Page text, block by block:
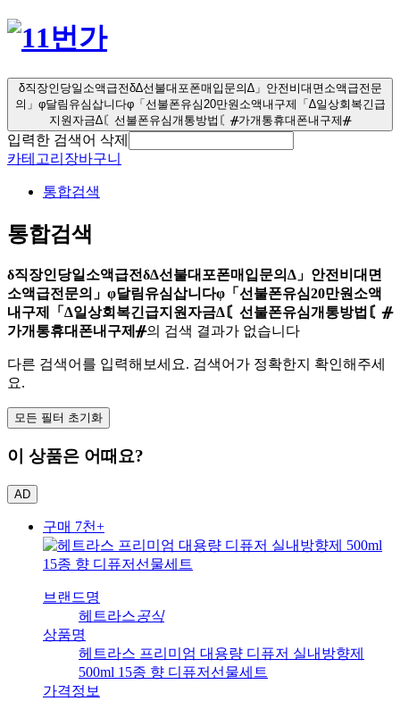
δ직장인당일소액급전δ∆선불대포폰매입문의∆」안전비대면소액급전문
의」φ달림유심삽니다φ「선불폰유심20만원소액내구제「∆일상회복긴급
지원자금∆〘선불폰유심개통방법〘ᚌ가개통휴대폰내구제ᚌ
입력한 검색어 삭제
카테고리 장바구니
통합검색
통합검색
δ직장인당일소액급전δ∆선불대포폰매입문의∆」안전비대면
소액급전문의」φ달림유심삽니다φ「선불폰유심20만원소액
내구제「∆일상회복긴급지원자금∆〘선불폰유심개통방법〘ᚌ
가개통휴대폰내구제ᚌ의 검색 결과가 없습니다
다른 검색어를 입력해보세요. 검색어가 정확한지 확인해주세
요.
모든 필터 초기화
이 상품은 어때요?
AD
구매 7천+
브랜드명
헤트라스공식
상품명
헤트라스 프리미엄 대용량 디퓨저 실내방향제
500ml 15종 향 디퓨저선물세트
가격정보